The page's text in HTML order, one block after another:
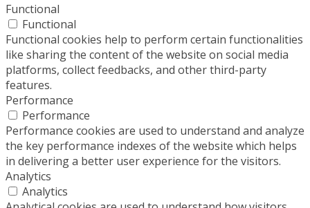
Functional
Functional
Functional cookies help to perform certain functionalities
like sharing the content of the website on social media
platforms, collect feedbacks, and other third-party
features.
Performance
Performance
Performance cookies are used to understand and analyze
the key performance indexes of the website which helps
in delivering a better user experience for the visitors.
Analytics
Analytics